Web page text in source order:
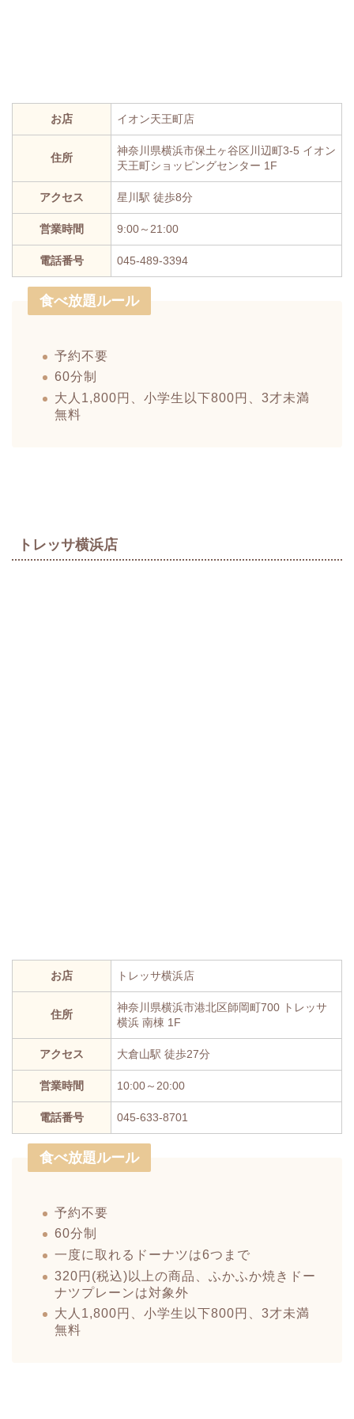
お店 イオン天王町店
住所
神奈川県横浜市保土ヶ谷区川辺町3-5 イオン
天王町ショッピングセンター 1F
アクセス 星川駅 徒歩8分
営業時間 9:00～21:00
電話番号 045-489-3394
食べ放題ルール
予約不要
60分制
大人1,800円、小学生以下800円、3才未満
無料
トレッサ横浜店
お店 トレッサ横浜店
住所
神奈川県横浜市港北区師岡町700 トレッサ
横浜 南棟 1F
アクセス 大倉山駅 徒歩27分
営業時間 10:00～20:00
電話番号 045-633-8701
食べ放題ルール
予約不要
60分制
一度に取れるドーナツは6つまで
320円(税込)以上の商品、ふかふか焼きドー
ナツプレーンは対象外
大人1,800円、小学生以下800円、3才未満
無料